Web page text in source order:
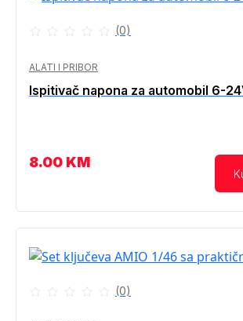
(0)
ALATI I PRIBOR
Ispitivač napona za automobil 6-
8.00 KM
(0)